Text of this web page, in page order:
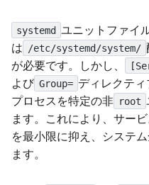
systemd ユニットファイ
は
/etc/systemd/system/
が必要です。しかし、
よび Group= ディレクテ
プロセスを特定の非 root
ます。これにより、サー
を最小限に抑え、システ
ます。